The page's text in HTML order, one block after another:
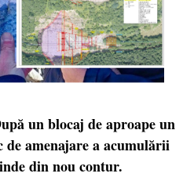
un blocaj de aproape un
amenajare a acumulării
din nou contur.